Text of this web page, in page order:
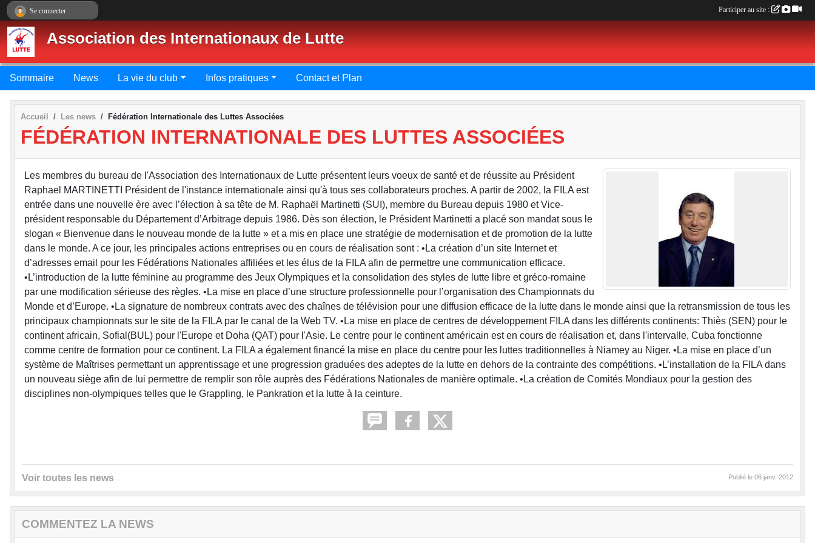
Association des Internationaux de Lutte
Sommaire News La vie du club Infos pratiques Contact et Plan
Accueil Les news Fédération Internationale des Luttes Associées
FÉDÉRATION INTERNATIONALE DES LUTTES ASSOCIÉES
Les membres du bureau de l'Association des Internationaux de Lutte présentent leurs voeux de santé et de réussite au Président
Raphael MARTINETTI Président de l'instance internationale ainsi qu'à tous ses collaborateurs proches. A partir de 2002, la FILA est
entrée dans une nouvelle ère avec l’élection à sa tête de M. Raphaël Martinetti (SUI), membre du Bureau depuis 1980 et Vice-
président responsable du Département d’Arbitrage depuis 1986. Dès son élection, le Président Martinetti a placé son mandat sous le
slogan « Bienvenue dans le nouveau monde de la lutte » et a mis en place une stratégie de modernisation et de promotion de la lutte
dans le monde. A ce jour, les principales actions entreprises ou en cours de réalisation sont : •La création d’un site Internet et
d’adresses email pour les Fédérations Nationales affiliées et les élus de la FILA afin de permettre une communication efficace.
•L’introduction de la lutte féminine au programme des Jeux OIympiques et la consolidation des styles de lutte libre et gréco-romaine
par une modification sérieuse des règles. •La mise en place d’une structure professionnelle pour l’organisation des Championnats du
Monde et d’Europe. •La signature de nombreux contrats avec des chaînes de télévision pour une diffusion efficace de la lutte dans le monde ainsi que la retransmission de tous les
principaux championnats sur le site de la FILA par le canal de la Web TV. •La mise en place de centres de développement FILA dans les différents continents: Thiès (SEN) pour le
continent africain, Sofial(BUL) pour l'Europe et Doha (QAT) pour l'Asie. Le centre pour le continent américain est en cours de réalisation et, dans l'intervalle, Cuba fonctionne
comme centre de formation pour ce continent. La FILA a également financé la mise en place du centre pour les luttes traditionnelles à Niamey au Niger. •La mise en place d’un
système de Maîtrises permettant un apprentissage et une progression graduées des adeptes de la lutte en dehors de la contrainte des compétitions. •L’installation de la FILA dans
un nouveau siège afin de lui permettre de remplir son rôle auprès des Fédérations Nationales de manière optimale. •La création de Comités Mondiaux pour la gestion des
disciplines non-olympiques telles que le Grappling, le Pankration et la lutte à la ceinture.
Voir toutes les news Publié le 06 janv. 2012
COMMENTEZ LA NEWS
Se connecter Participer au site :
Panneau de gestion des cookies